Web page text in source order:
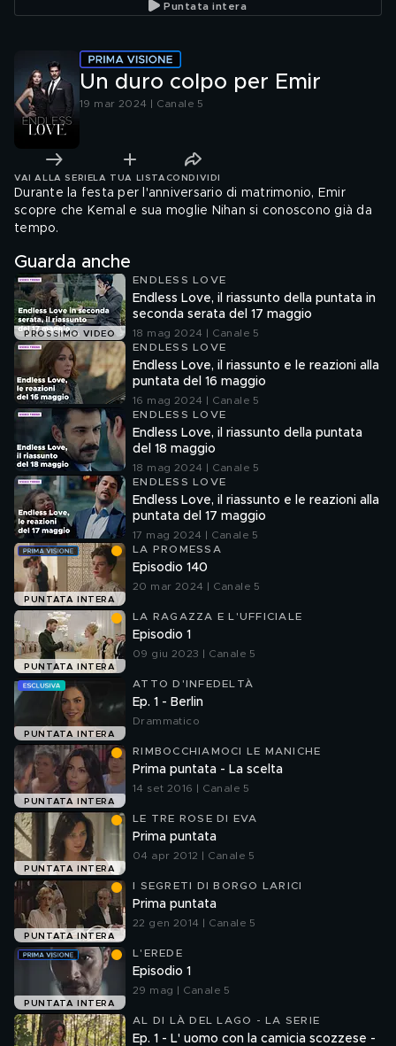
Puntata intera
Un duro colpo per Emir
19 mar 2024 | Canale 5
VAI ALLA SERIE LA TUA LISTA CONDIVIDI
Durante la festa per l'anniversario di matrimonio, Emir
scopre che Kemal e sua moglie Nihan si conoscono già da
tempo.
Guarda anche
PROSSIMO VIDEO
ENDLESS LOVE
Endless Love, il riassunto della puntata in
seconda serata del 17 maggio
18 mag 2024 | Canale 5
ENDLESS LOVE
Endless Love, il riassunto e le reazioni alla
puntata del 16 maggio
16 mag 2024 | Canale 5
ENDLESS LOVE
Endless Love, il riassunto della puntata
del 18 maggio
18 mag 2024 | Canale 5
ENDLESS LOVE
Endless Love, il riassunto e le reazioni alla
puntata del 17 maggio
17 mag 2024 | Canale 5
PUNTATA INTERA
LA PROMESSA
Episodio 140
20 mar 2024 | Canale 5
PUNTATA INTERA
LA RAGAZZA E L'UFFICIALE
Episodio 1
09 giu 2023 | Canale 5
PUNTATA INTERA
ATTO D'INFEDELTÀ
Ep. 1 - Berlin
Drammatico
PUNTATA INTERA
RIMBOCCHIAMOCI LE MANICHE
Prima puntata - La scelta
14 set 2016 | Canale 5
PUNTATA INTERA
LE TRE ROSE DI EVA
Prima puntata
04 apr 2012 | Canale 5
PUNTATA INTERA
I SEGRETI DI BORGO LARICI
Prima puntata
22 gen 2014 | Canale 5
PUNTATA INTERA
L'EREDE
Episodio 1
29 mag | Canale 5
AL DI LÀ DEL LAGO - LA SERIE
Ep. 1 - L' uomo con la camicia scozzese -